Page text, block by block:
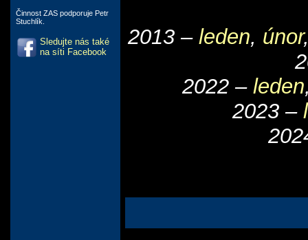
Činnost ZAS podporuje Petr
Stuchlík.
Sledujte nás také
na síti Facebook
2013 – leden, únor
2022 – leden
2023 –